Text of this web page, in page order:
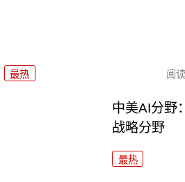
最热 阅读
中美AI分野
战略分野
最热